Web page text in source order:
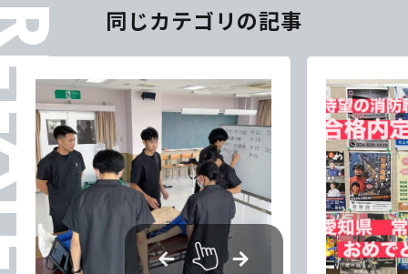
同じカテゴリの記事